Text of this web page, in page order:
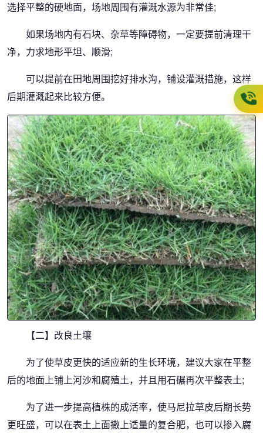
选择平整的硬地面，场地周围有灌溉水源为非常佳;
如果场地内有石块、杂草等障碍物，一定要提前清理干
净，力求地形平坦、顺滑;
可以提前在田地周围挖好排水沟，铺设灌溉措施，这样
后期灌溉起来比较方便。
【二】改良土壤
为了使草皮更快的适应新的生长环境，建议大家在平整
后的地面上铺上河沙和腐殖土，并且用石碾再次平整表土;
为了进一步提高植株的成活率，使马尼拉草皮后期长势
更旺盛，可以在表土上面撒上适量的复合肥，也可以掺入腐